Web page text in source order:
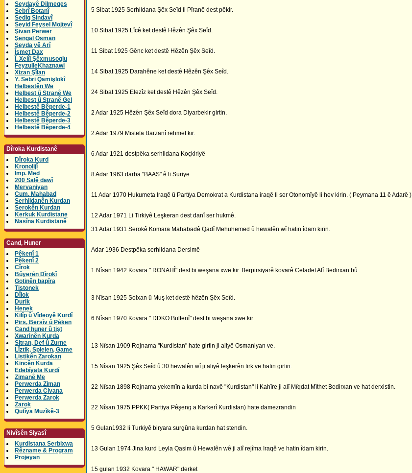
Seydayê Dilmeqes
Sebrî Botanî
Sediq Sindavî
Seyid Feysel Mojtevî
Şivan Perwer
Şengal Osman
Seyda yê Arî
Îsmet Dax
Î. Xelîl Şêxmusoglu
FeyzulleKhaznawi
Xizan Şîlan
Y. Sebri Qamişlokî
Helbestên We
Helbest û Stranê We
Helbest û Stranê Gel
Helbestê Bêperde-1
Helbestê Bêperde-2
Helbestê Bêperde-3
Helbestê Bêperde-4
Dîroka Kurdistanê
Dîroka Kurd
Kronolijî
Imp. Med
200 Salê dawî
Mervaniyan
Cum. Mahabad
Serhildanên Kurdan
Serokên Kurdan
Kerkuk Kurdistane
Nasîna Kurdistanê
Cand, Huner
Pêkenî 1
Pêkenî 2
Cîrok
Bûyerên Dîrokî
Gotinên bapîra
Tistonek
Dîlok
Durik
Henek
Kilîp û Vîdeoyê Kurdî
Pirs, Bersîv û Pêken
Çand huner û tişt
Xwarinên Kurda
Sitran, Def û Zurne
Lîztik, Spielen, Game
Listikên Zarokan
Kincên Kurda
Edebîyata Kurdî
Zimanê Me
Perwerda Ziman
Perwerda Civana
Perwerda Zarok
Zarok
Qutîya Muzîkê-3
Nivîsên Siyasî
Kurdistana Serbixwa
Rêzname & Program
Projeyan
5 Sibat 1925 Serhildana Şêx Seîd li Pîranê dest pêkir.
10 Sibat 1925 Lîcê ket destê Hêzên Şêx Seîd.
11 Sibat 1925 Gênc ket destê Hêzên Şêx Seîd.
14 Sibat 1925 Darahêne ket destê Hêzên Şêx Seîd.
24 Sibat 1925 Elezîz ket destê Hêzên Şêx Seîd.
2 Adar 1925 Hêzên Şêx Seîd dora Diyarbekir girtin.
2 Adar 1979 Mistefa Barzanî rehmet kir.
6 Adar 1921 destpêka serhildana Koçkiriyê
8 Adar 1963 darba "BAAS" ê li Suriye
11 Adar 1970 Hukumeta Iraqê û Partïya Demokrat a Kurdistana iraqê li ser Otonomïyê li hev kirin. ( Peymana 11 ê Adarê )
12 Adar 1971 Li Tirkiyê Leşkeran dest danî ser hukmê.
31 Adar 1931 Serokê Komara Mahabadê Qadî Mehuhemed û hewalên wî hatin îdam kirin.
Adar 1936 Destpêka serhildana Dersimê
1 Nîsan 1942 Kovara " RONAHÎ" dest bi weşana xwe kir. Berpirsiyarê kovarê Celadet Alî Bedirxan bû.
3 Nîsan 1925 Solxan û Muş ket destê hêzên Şêx Seîd.
6 Nîsan 1970 Kovara " DDKO Bultenî" dest bi weşana xwe kir.
13 Nîsan 1909 Rojnama "Kurdistan" hate girtin ji aliyê Osmaniyan ve.
15 Nîsan 1925 Şêx Seîd û 30 hewalên wî ji aliyê leşkerên tirk ve hatin girtin.
22 Nîsan 1898 Rojnama yekemîn a kurda bi navê "Kurdistan" li Kahîre ji alî Mïqdat Mïthet Bedirxan ve hat derxistin.
22 Nîsan 1975 PPKK( Partiya Pêşeng a Karkerî Kurdistan) hate damezrandin
5 Gulan1932 li Turkiyê biryara surgûna kurdan hat stendin.
13 Gulan 1974 Jina kurd Leyla Qasim û Hewalên wê ji alî rejîma Iraqê ve hatin îdam kirin.
15 gulan 1932 Kovara " HAWAR" derket